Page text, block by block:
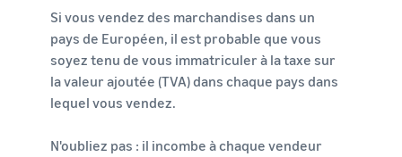
tarifs Prix bas
Amazon pour les
produits éligibles
dont le prix est
inférieur ou égal à
Comment vendre des
compléments
alimentaires en ligne
Développez vos ventes de
en ligne
Si vous vendez des marchandises dans un
pays de Européen, il est probable que vous
soyez tenu de vous immatriculer à la taxe sur
la valeur ajoutée (TVA) dans chaque pays dans
lequel vous vendez.
N'oubliez pas : il incombe à chaque vendeur